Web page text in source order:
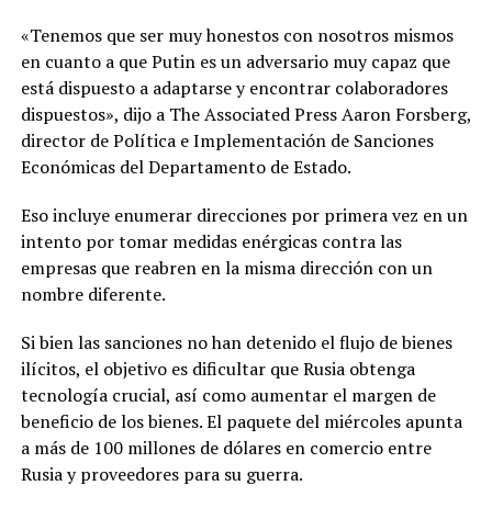
«Tenemos que ser muy honestos con nosotros mismos
en cuanto a que Putin es un adversario muy capaz que
está dispuesto a adaptarse y encontrar colaboradores
dispuestos», dijo a The Associated Press Aaron Forsberg,
director de Política e Implementación de Sanciones
Económicas del Departamento de Estado.
Eso incluye enumerar direcciones por primera vez en un
intento por tomar medidas enérgicas contra las
empresas que reabren en la misma dirección con un
nombre diferente.
Si bien las sanciones no han detenido el flujo de bienes
ilícitos, el objetivo es dificultar que Rusia obtenga
tecnología crucial, así como aumentar el margen de
beneficio de los bienes. El paquete del miércoles apunta
a más de 100 millones de dólares en comercio entre
Rusia y proveedores para su guerra.